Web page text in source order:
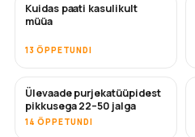
UUS
Kuidas paati kasulikult
müüa
13 ÕPPETUNDI
TULEMAS
Ülevaade purjekatüüpidest
pikkusega 22–50 jalga
14 ÕPPETUNDI